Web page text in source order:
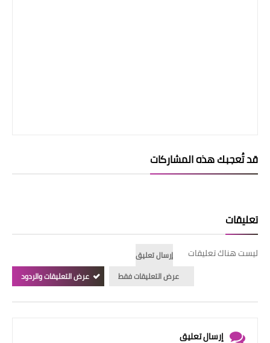
قد تُعجبك هذه المشاركات
تعليقات
ليست هناك تعليقات
إرسال تعليق
عرض التعليقات فقط
عرض التعليقات والردود
إرسال تعليق